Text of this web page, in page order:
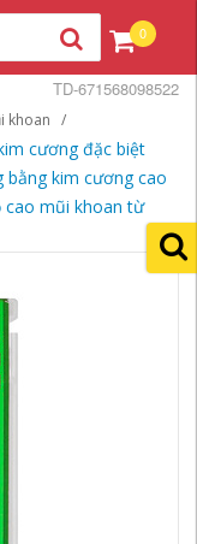
0
khoan
cương đặc biệt
bằng kim cương cao
cao mũi khoan từ
TD-671568098522